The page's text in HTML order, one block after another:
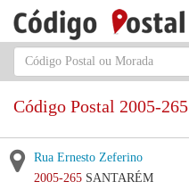
Código Postal 2005-265
Rua Ernesto Zeferino
2005-265 SANTARÉM